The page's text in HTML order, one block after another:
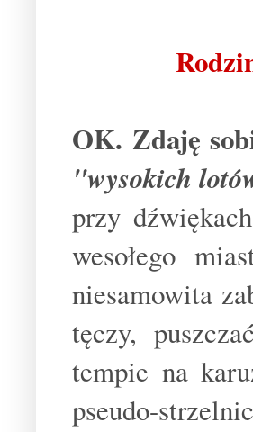
OK. Zdaję
"wysokich
przy
wesołego
niesamowita
tęczy,
tempie na
pseudo-